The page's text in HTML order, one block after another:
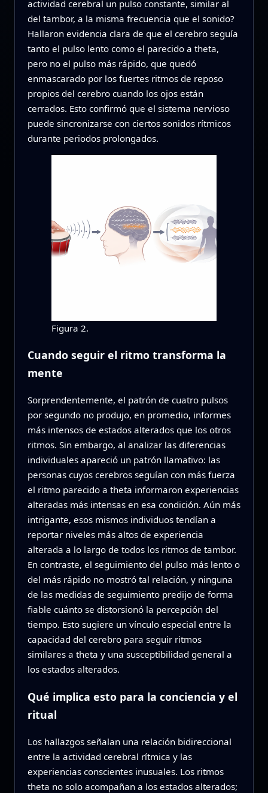
actividad cerebral un pulso constante, similar al
del tambor, a la misma frecuencia que el sonido?
Hallaron evidencia clara de que el cerebro seguía
tanto el pulso lento como el parecido a theta,
pero no el pulso más rápido, que quedó
enmascarado por los fuertes ritmos de reposo
propios del cerebro cuando los ojos están
cerrados. Esto confirmó que el sistema nervioso
puede sincronizarse con ciertos sonidos rítmicos
durante periodos prolongados.
Figura 2.
Cuando seguir el ritmo transforma la
mente
Sorprendentemente, el patrón de cuatro pulsos
por segundo no produjo, en promedio, informes
más intensos de estados alterados que los otros
ritmos. Sin embargo, al analizar las diferencias
individuales apareció un patrón llamativo: las
personas cuyos cerebros seguían con más fuerza
el ritmo parecido a theta informaron experiencias
alteradas más intensas en esa condición. Aún más
intrigante, esos mismos individuos tendían a
reportar niveles más altos de experiencia
alterada a lo largo de todos los ritmos de tambor.
En contraste, el seguimiento del pulso más lento o
del más rápido no mostró tal relación, y ninguna
de las medidas de seguimiento predijo de forma
fiable cuánto se distorsionó la percepción del
tiempo. Esto sugiere un vínculo especial entre la
capacidad del cerebro para seguir ritmos
similares a theta y una susceptibilidad general a
los estados alterados.
Qué implica esto para la conciencia y el
ritual
Los hallazgos señalan una relación bidireccional
entre la actividad cerebral rítmica y las
experiencias conscientes inusuales. Los ritmos
theta no solo acompañan a los estados alterados;